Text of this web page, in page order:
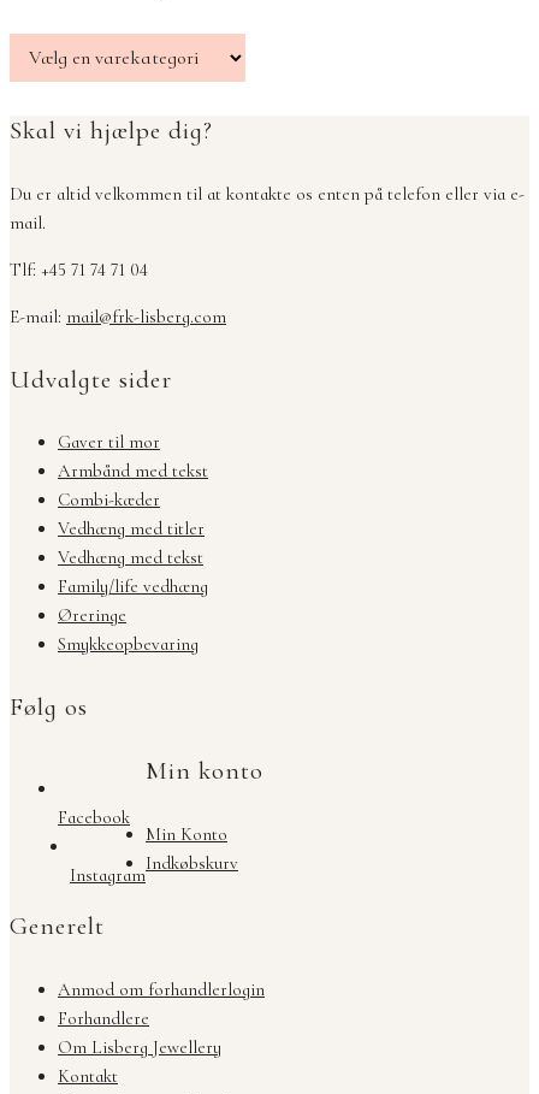
Skal vi hjælpe dig?
Du er altid velkommen til at kontakte os enten på telefon eller via e-
mail.
Tlf: +45 71 74 71 04
E-mail: mail@frk-lisberg.com
Udvalgte sider
Gaver til mor
Armbånd med tekst
Combi-kæder
Vedhæng med titler
Vedhæng med tekst
Family/life vedhæng
Øreringe
Smykkeopbevaring
Følg os
Facebook
Instagram
Min konto
Min Konto
Indkøbskurv
Generelt
Anmod om forhandlerlogin
Forhandlere
Om Lisberg Jewellery
Kontakt